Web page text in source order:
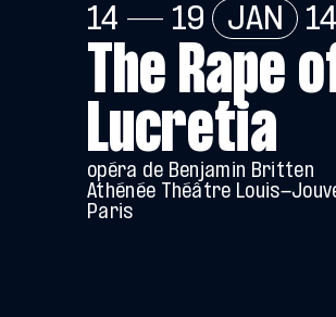
14 — 19 JAN 14
The Rape
Lucretia
opéra de Benjamin Britten
Athénée Théâtre Louis-
Paris